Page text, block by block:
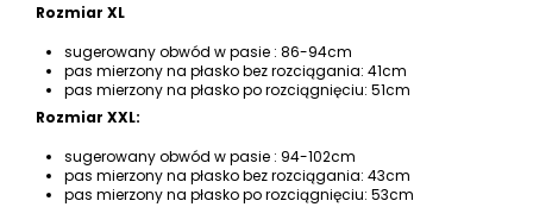
Rozmiar XL
sugerowany obwód w pasie : 86-94cm
pas mierzony na płasko bez rozciągania: 41cm
pas mierzony na płasko po rozciągnięciu: 51cm
Rozmiar XXL:
sugerowany obwód w pasie : 94-102cm
pas mierzony na płasko bez rozciągania: 43cm
pas mierzony na płasko po rozciągnięciu: 53cm